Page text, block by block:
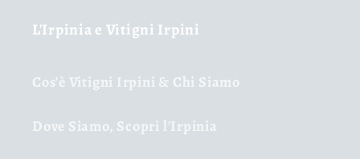
L'Irpinia e Vitigni Irpini
Cos'è Vitigni Irpini & Chi Siamo
Dove Siamo, Scopri l'Irpinia